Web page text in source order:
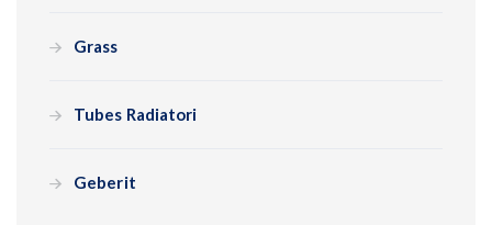
Grass
Tubes Radiatori
Geberit